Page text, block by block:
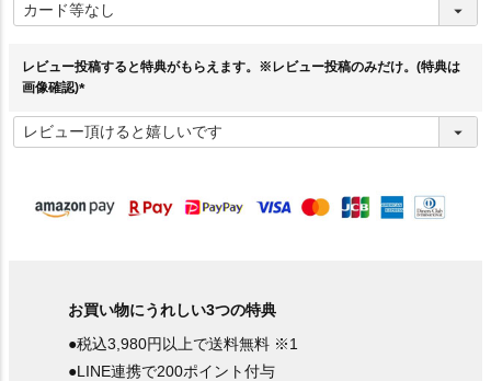
必
須
レビュー投稿すると特典がもらえます。※レビュー投稿のみだけ。(特典は
画像確認)
必
須
お買い物にうれしい3つの特典
●税込3,980円以上で送料無料 ※1
●LINE連携で200ポイント付与